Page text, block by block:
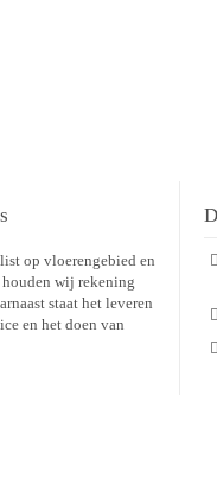
op vloerengebied en
wij rekening
staat het leveren
en het doen van